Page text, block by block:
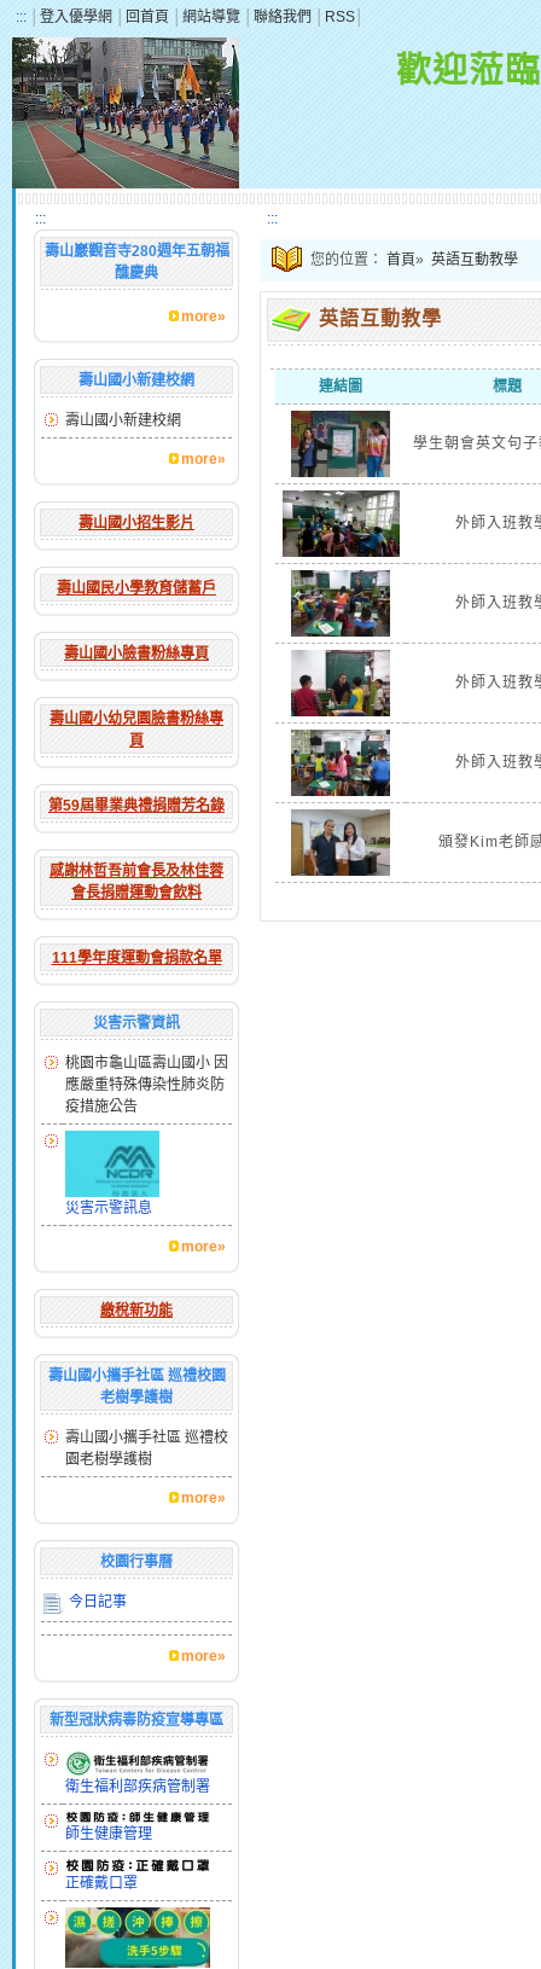
::: 登入優學網 回首頁 網站導覽 聯絡我們 RSS
歡迎蒞
:::
壽山巖觀音寺280週年五朝福
醮慶典
more»
壽山國小新建校網
壽山國小新建校網
more»
壽山國小招生影片
壽山國民小學教育儲蓄戶
壽山國小臉書粉絲專頁
壽山國小幼兒園臉書粉絲專
頁
第59屆畢業典禮捐贈芳名錄
感謝林哲吾前會長及林佳蓉
會長捐贈運動會飲料
111學年度運動會捐款名單
災害示警資訊
桃園市龜山區壽山國小 因
應嚴重特殊傳染性肺炎防
疫措施公告
災害示警訊息
more»
繳稅新功能
壽山國小攜手社區 巡禮校園
老樹學護樹
壽山國小攜手社區 巡禮校
園老樹學護樹
more»
校園行事曆
今日記事
more»
新型冠狀病毒防疫宣導專區
衛生福利部疾病管制署
師生健康管理
正確戴口罩
:::
您的位置： 首頁» 英語互動教學
英語互動教學
連結圖 標題
學生朝會英文句
外師入班教
外師入班教
外師入班教
外師入班教
頒發Kim老師